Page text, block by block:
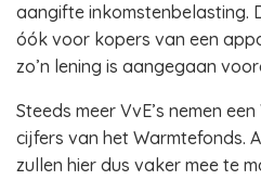
aangifte inkomstenbelasting.
óók voor kopers van een
zo’n lening is aangegaan
Steeds meer VvE’s nemen
cijfers van het Warmtefonds.
zullen hier dus vaker mee te